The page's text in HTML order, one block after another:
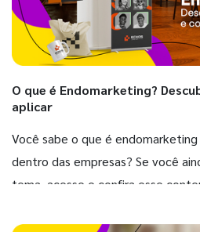
O que é Endomarketing?
aplicar
Você sabe o que é
dentro das empresas? Se você
tema, acesse e confira esse